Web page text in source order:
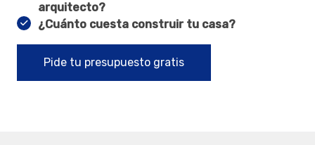
arquitecto?
¿Cuánto cuesta construir tu casa?
Pide tu presupuesto gratis